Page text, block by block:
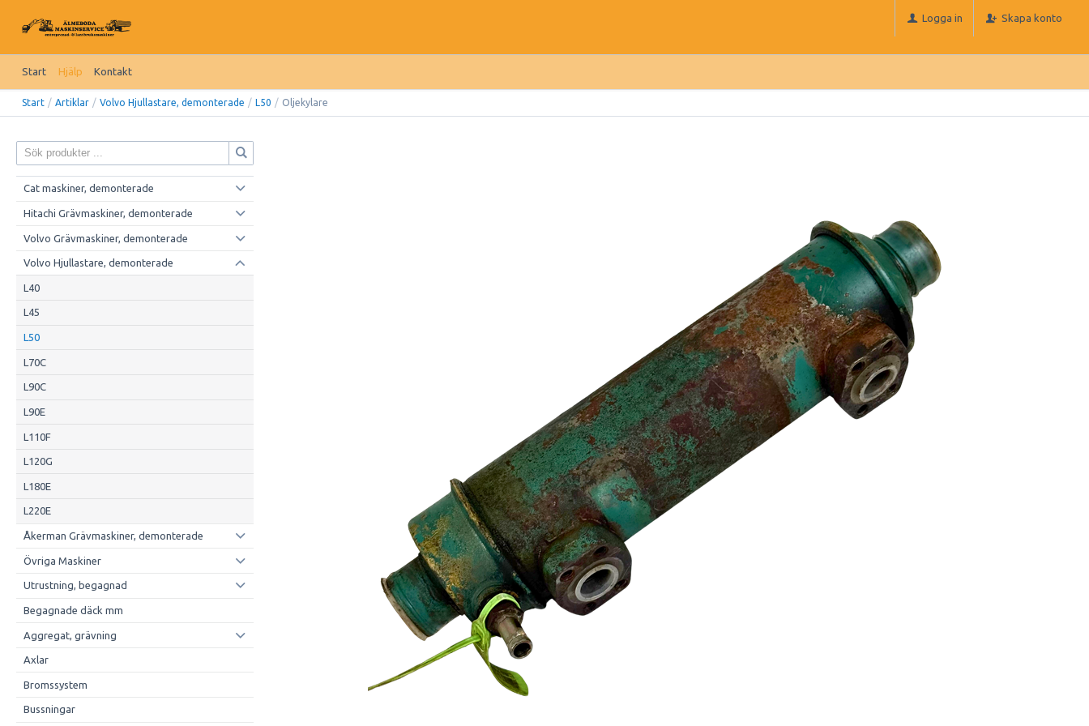
Logga in Skapa konto
Start Hjälp Kontakt
Start / Artiklar / Volvo Hjullastare, demonterade / L50 / Oljekylare
Cat maskiner, demonterade
Hitachi Grävmaskiner, demonterade
Volvo Grävmaskiner, demonterade
Volvo Hjullastare, demonterade
L40
L45
L50
L70C
L90C
L90E
L110F
L120G
L180E
L220E
Åkerman Grävmaskiner, demonterade
Övriga Maskiner
Utrustning, begagnad
Begagnade däck mm
Aggregat, grävning
Axlar
Bromssystem
Bussningar